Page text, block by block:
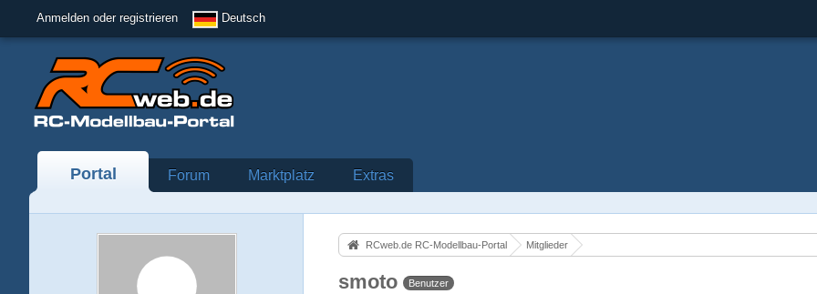
Anmelden oder registrieren Deutsch
Portal Forum Marktplatz Extras
RCweb.de RC-Modellbau-Portal Mitglieder
smoto
Benutzer